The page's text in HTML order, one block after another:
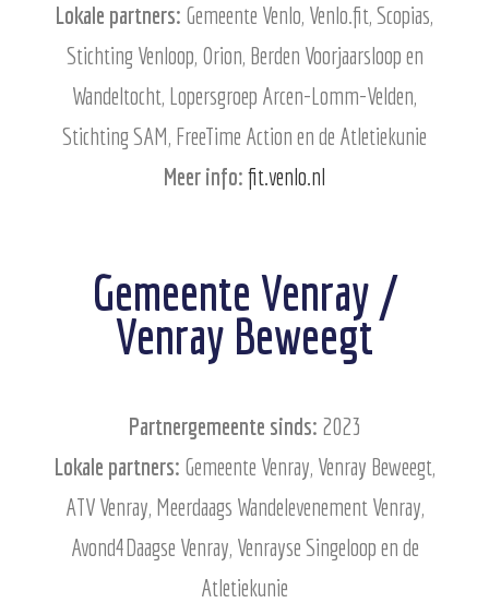
Lokale partners: Gemeente Venlo, Venlo.fit, Scopias,
Stichting Venloop, Orion, Berden Voorjaarsloop en
Wandeltocht, Lopersgroep Arcen-Lomm-Velden,
Stichting SAM, FreeTime Action en de Atletiekunie
Meer info: fit.venlo.nl
Gemeente Venray /
Venray Beweegt
Partnergemeente sinds: 2023
Lokale partners: Gemeente Venray, Venray Beweegt,
ATV Venray, Meerdaags Wandelevenement Venray,
Avond4Daagse Venray, Venrayse Singeloop en de
Atletiekunie